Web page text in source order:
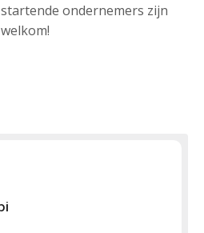
ondernemers zijn
welkom!